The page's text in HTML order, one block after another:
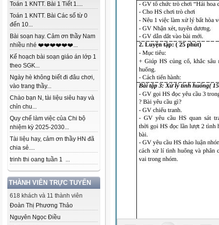
Toán 1 KNTT. Bài 1 Tiết 1....
Toán 1 KNTT. Bài Các số từ 0
đến 10...
Bài soạn hay. Cảm ơn thầy Nam
nhiều nhé ❤️❤️❤️❤️❤️❤️...
Kế hoạch bài soạn giáo án lớp 1
theo SGK...
Ngày hè không biết đi đâu chơi,
vào trang thầy...
Chào bạn N, tài liệu siêu hay và
chỉn chu...
Quy chế làm việc của Chi bộ
nhiệm kỳ 2025-2030...
Tài liệu hay, cảm ơn thầy HN đã
chia sẻ....
trinh thi oang tuần 1 ...
THÀNH VIÊN TRỰC TUYẾN
618 khách và 11 thành viên
Đoàn Thị Phương Thảo
Nguyên Ngọc Điều